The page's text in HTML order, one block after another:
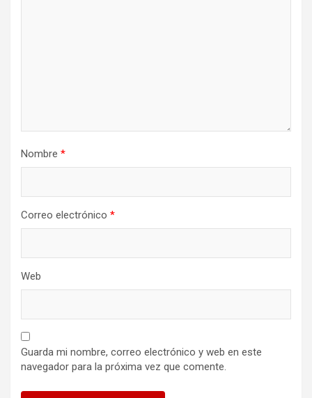
Nombre *
Correo electrónico *
Web
Guarda mi nombre, correo electrónico y web en este
navegador para la próxima vez que comente.